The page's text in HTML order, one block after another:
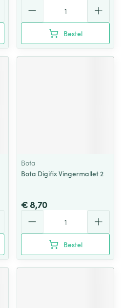
Bestel
Bota
Bota Digifix Vingermallet 2
€ 8,70
Bestel